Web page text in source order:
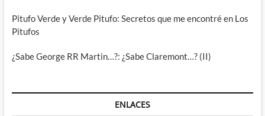
Pitufo Verde y Verde Pitufo: Secretos que me encontré en Los
Pitufos
¿Sabe George RR Martin…?: ¿Sabe Claremont…? (II)
ENLACES